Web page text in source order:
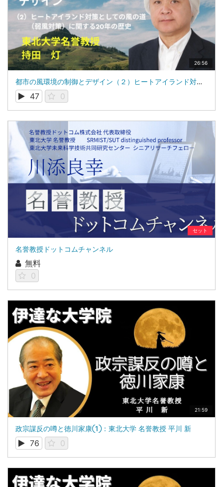
26:56
都市の風環境の制御とデザイン（２）ヒートアイランド対策としての風の道（弱風対策）に関する20年の歴史： 東北大学名誉教授 持田 灯
47 0
セット
名誉教授ドットコムチャンネル
無料
0
21:59
政宗謀反の噂と徳川家康①：東北大学 名誉教授 平川 新
76 0